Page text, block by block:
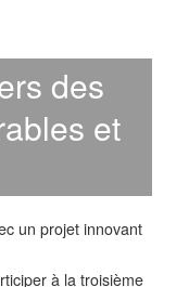
des
et
un projet innovant
à la troisième